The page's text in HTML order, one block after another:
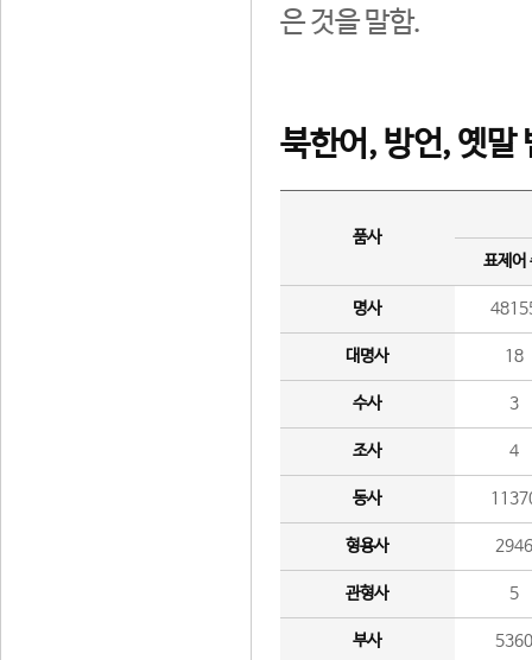
은 것을 말함.
북한어, 방언, 옛말
품사
표제어
명사
대명사 18
수사 3
조사 4
동사
형용사 2946
관형사 5
부사 5360